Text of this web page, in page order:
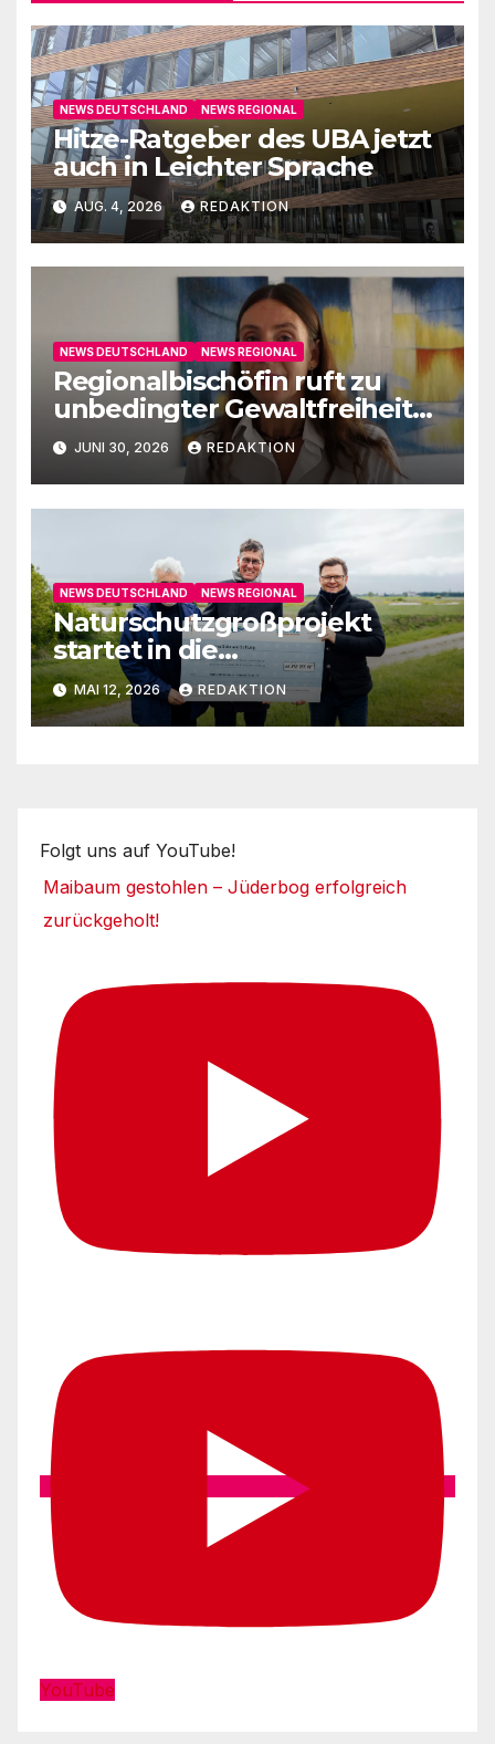
NEWS DEUTSCHLAND NEWS REGIONAL
Hitze-Ratgeber des UBA jetzt
auch in Leichter Sprache
AUG. 4, 2026 REDAKTION
NEWS DEUTSCHLAND NEWS REGIONAL
Regionalbischöfin ruft zu
unbedingter Gewaltfreiheit
aufJUNI 30, 2026 REDAKTION
NEWS DEUTSCHLAND NEWS REGIONAL
Naturschutzgroßprojekt
startet in die
Umsetzungsphase
MAI 12, 2026 REDAKTION
Folgt uns auf YouTube!
Maibaum gestohlen – Jüderbog erfolgreich
zurückgeholt!
YouTube